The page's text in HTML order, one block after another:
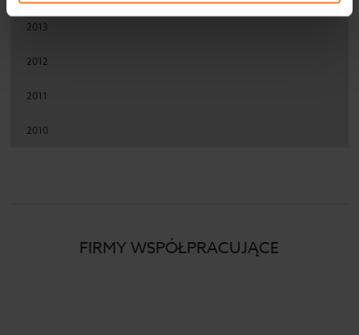
2013
2012
2011
2010
FIRMY WSPÓŁPRACUJĄCE